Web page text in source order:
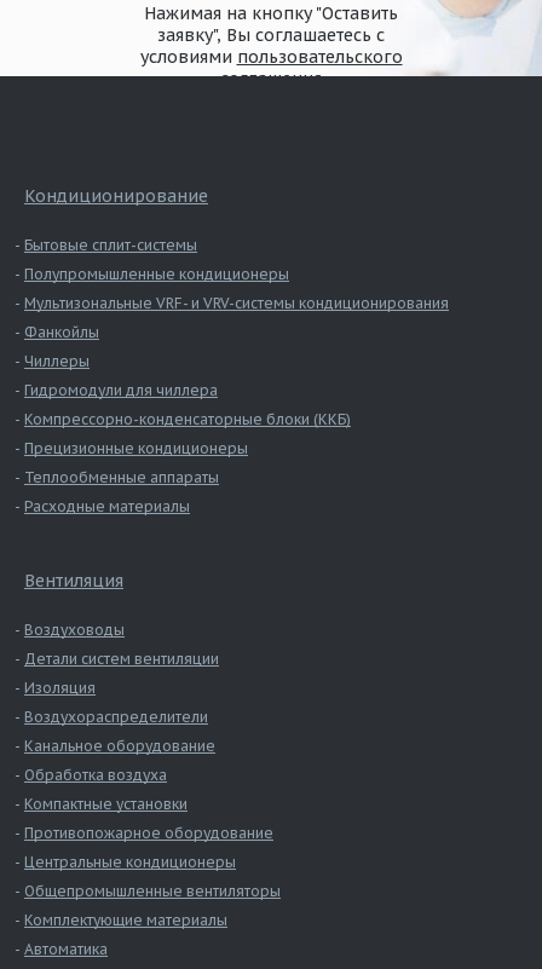
Нажимая на кнопку "Оставить
заявку", Вы соглашаетесь с
условиями пользовательского
соглашения
Кондиционирование
Бытовые сплит-системы
Полупромышленные кондиционеры
Мультизональные VRF- и VRV-системы кондиционирования
Фанкойлы
Чиллеры
Гидромодули для чиллера
Компрессорно-конденсаторные блоки (ККБ)
Прецизионные кондиционеры
Теплообменные аппараты
Расходные материалы
Вентиляция
Воздуховоды
Детали систем вентиляции
Изоляция
Воздухораспределители
Канальное оборудование
Обработка воздуха
Компактные установки
Противопожарное оборудование
Центральные кондиционеры
Общепромышленные вентиляторы
Комплектующие материалы
Автоматика